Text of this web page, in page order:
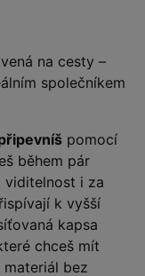
na cesty –
společníkem
pomocí
během pár
viditelnost i za
k vyšší
kapsa
chceš mít
bez